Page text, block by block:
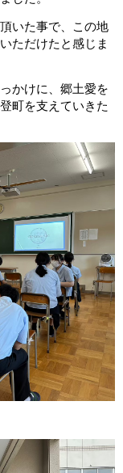
いた事で、この地
ただけたと感じま
かけに、郷土愛を
町を支えていきた